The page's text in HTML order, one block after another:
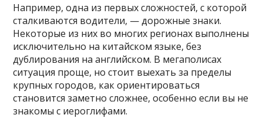
Например, одна из первых сложностей, с которой
сталкиваются водители, — дорожные знаки.
Некоторые из них во многих регионах выполнены
исключительно на китайском языке, без
дублирования на английском. В мегаполисах
ситуация проще, но стоит выехать за пределы
крупных городов, как ориентироваться
становится заметно сложнее, особенно если вы не
знакомы с иероглифами.